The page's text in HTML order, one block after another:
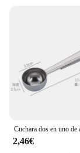
2,46€